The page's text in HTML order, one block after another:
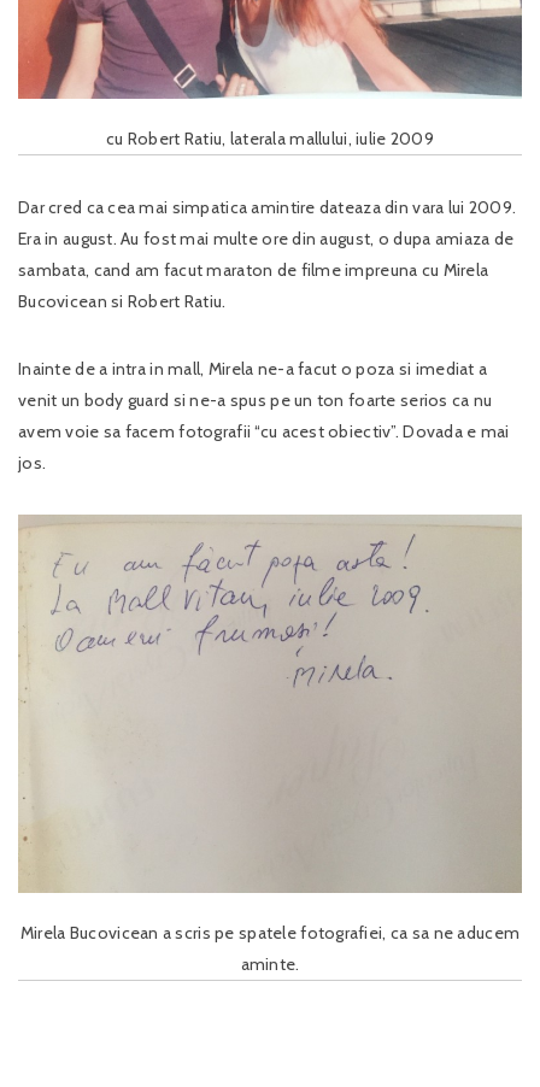
cu Robert Ratiu, laterala mallului, iulie 2009
Dar cred ca cea mai simpatica amintire dateaza din vara lui 2009.
Era in august. Au fost mai multe ore din august, o dupa amiaza de
sambata, cand am facut maraton de filme impreuna cu Mirela
Bucovicean si Robert Ratiu.
Inainte de a intra in mall, Mirela ne-a facut o poza si imediat a
venit un body guard si ne-a spus pe un ton foarte serios ca nu
avem voie sa facem fotografii “cu acest obiectiv”. Dovada e mai
jos.
Mirela Bucovicean a scris pe spatele fotografiei, ca sa ne aducem
aminte.